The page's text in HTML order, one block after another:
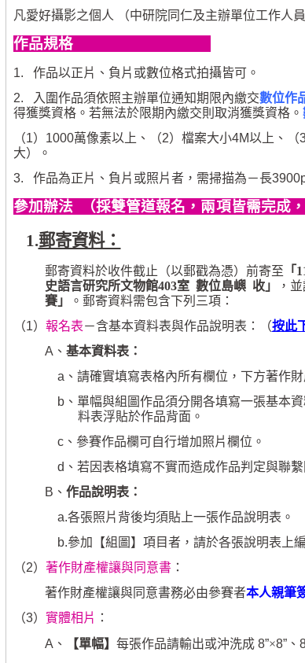
凡愛好攝影之個人 （中研院同仁及主辦單位工作人員
作品規格
1.
作品以正片、負片或數位格式拍攝皆可。
2.
入圍作品須依照主辦單位通知期限內繳交數位作
得獲獎資格。若無法於限期內繳交則取消獲獎資格。
（1） 1000萬像素以上、（2）檔案大小4M以上、（
大）。
3.
作品為正片、負片或照片者，需掃描為－長
參加辦法 （採雙管道報名，兩項皆需完成
1.郵寄資料：
郵寄資料於收件截止（以郵戳為憑）前寄至 「
史語言研究所文物館403室 數位島嶼 收」 ，
賽」
。郵寄資料需包含下列三項：
（1） 報名表－含基本資料表與作品說明表：（按此
A 、 基本資料表：
a 、請確實填寫表格內所有欄位，下方著作
b、單幅與組圖作品須分開各填寫一張基本
料表浮貼於作品背面。
c、參賽作品欄可自行增加照片欄位。
d 、若因表格填寫不實而造成作品判定與聯
B 、 作品說明表：
a.各張照片背後均須貼上一張作品說明表。
b.參加【組圖】項目者，請於各張說明表上
（2） 著作財產權讓與同意書：
著作財產權讓與同意書務必由參賽者本人親筆
（3） 實體相片 ：
A 、 【單幅】 每張作品請輸出或沖洗成 8”×8”、